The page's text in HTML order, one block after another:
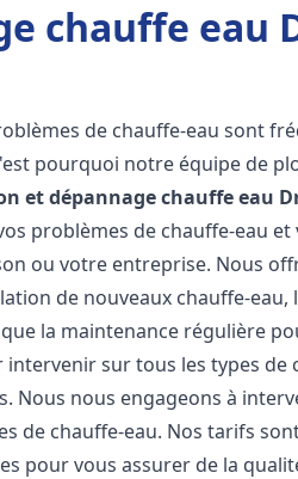
chauffe eau
de chauffe-eau sont
pourquoi notre équipe de
et dépannage chauffe eau
problèmes de chauffe-eau et
ou votre entreprise. Nous
de nouveaux chauffe-
la maintenance régulière
sur tous les types de
Nous nous engageons à
de chauffe-eau. Nos tarifs
pour vous assurer de la